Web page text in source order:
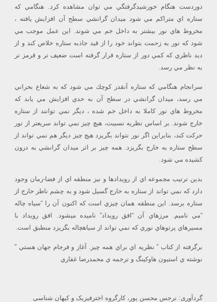
دوردست هنگام خورشيدگرفتگي مي توان مشاهده كرد. هنگامي كه
ستاره اي متراكم مي شود ميدان گرانشي سطح آن افزايش يافته ،
مخروط هاي نور بيشتر به داخل خم مي شوند. اين عمل موجب مي
شود كه نور به زحمت بتواند خود را از قيد جاذبه ستاره خلاص كند و از
ديد ناظري كه كمي دور از ستاره قرار گرفته است ضعيف تر و قرمز تر
به نظر مي رسد.
سرانجام هنگامي كه ستاره آنقدر كوچك مي شود كه به شعاع بحراني
مي رسد، ميدان گرانشي در سطح آن به حدي افزايش مي يابد كه
مخروط هاي نور كاملا به داخل خم شده ، ديگر نمي توانند از ستاره
خارج شوند. بر اساس نظريه نسبيت، هيچ چيز نمي تواند سريعتر از نور
حركت كند، بنابراين اگر نور نتواند بگريزد هيچ چيز ديگر هم نمي تواند از
سطح ستاره به خارج بگريزد. همه چيز بر اثر ميدان گرانشي به درون
كشيده مي شود.
بدين ترتيب مجموعه اي از رويدادها و نيز منطقه اي از فضا-زمان وجود
دارد كه نمي تواند از ستاره به خارج گسيل شود و به چشم ناظر خارج از
ستاره برسد. اين منطقه همان چيزي است كه اكنون آن را “سياه چاله
“مي ناميم. مرزهاي آن “افق رويداد” ناميده ميشود. افق رويداد با
مسيرهاي پرتوهاي نوري كه نمي تواند از سياهچاله بگريزد منطبق است.
برگرفته از كتاب ” نظريه اي براي همه چيز. آغاز و فرجام جهان هستي ”
نوشته ي استيون هاوكينگ و ترجمه ي محمدرضا غفاري
گردآوری: نرجس محسن پور، کارگروه اخترفیزیک و کیهان شناسی